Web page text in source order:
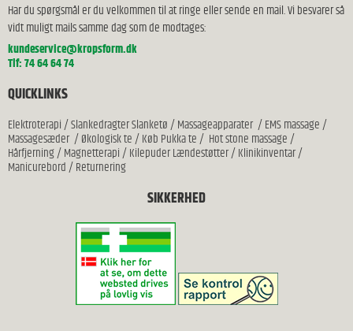
Har du spørgsmål er du velkommen til at ringe eller sende en mail. Vi besvarer så
vidt muligt mails samme dag som de modtages:
kundeservice@kropsform.dk
Tlf: 74 64 64 74
QUICKLINKS
Elektroterapi/Slankedragter Slanketø/Massageapparater/EMS massage/
Massagesæder/Økologisk te/Køb Pukka te/ Hot stone massage/
Hårfjerning/Magnetterapi/Kilepuder Lændestøtter/Klinikinventar/
Manicurebord/Returnering
SIKKERHED